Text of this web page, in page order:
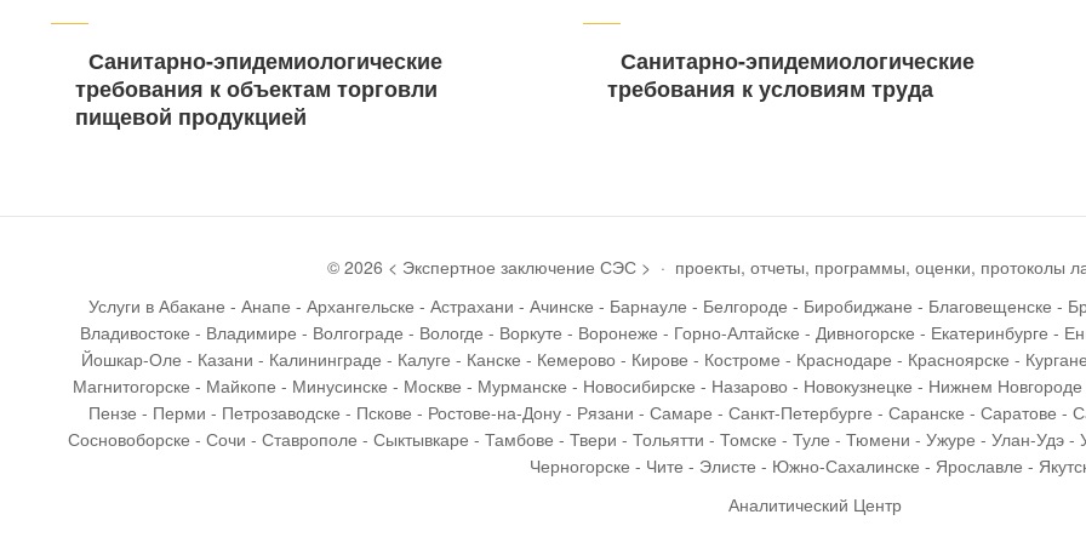
Санитарно-эпидемиологические
требования к объектам торговли
пищевой продукцией
Санитарно-эпидемиологические
требования к условиям труда
© 2026 < Экспертное заключение СЭС > · проекты, отчеты, программы, оценки, протоколы
Услуги в Абакане - Анапе - Архангельске - Астрахани - Ачинске - Барнауле - Белгороде - Биробиджане - Благовещенске -
Владивостоке - Владимире - Волгограде - Вологде - Воркуте - Воронеже - Горно-Алтайске - Дивногорске - Екатеринбурге -
Йошкар-Оле - Казани - Калининграде - Калуге - Канске - Кемерово - Кирове - Костроме - Краснодаре - Красноярске -
Магнитогорске - Майкопе - Минусинске - Москве - Мурманске - Новосибирске - Назарово - Новокузнецке - Нижнем
Пензе - Перми - Петрозаводске - Пскове - Ростове-на-Дону - Рязани - Самаре - Санкт-Петербурге - Саранске - Саратове
Сосновоборске - Сочи - Ставрополе - Сыктывкаре - Тамбове - Твери - Тольятти - Томске - Туле - Тюмени - Ужуре - Улан-Удэ
Черногорске - Чите - Элисте - Южно-Сахалинске - Ярославле -
Аналитический Центр